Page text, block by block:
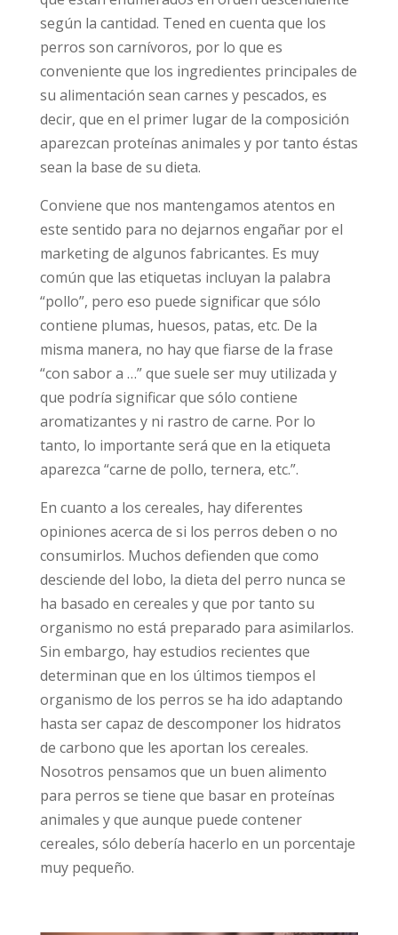
según la cantidad. Tened en cuenta que los
perros son carnívoros, por lo que es
conveniente que los ingredientes principales de
su alimentación sean carnes y pescados, es
decir, que en el primer lugar de la composición
aparezcan proteínas animales y por tanto éstas
sean la base de su dieta.
Conviene que nos mantengamos atentos en
este sentido para no dejarnos engañar por el
marketing de algunos fabricantes. Es muy
común que las etiquetas incluyan la palabra
“pollo”, pero eso puede significar que sólo
contiene plumas, huesos, patas, etc. De la
misma manera, no hay que fiarse de la frase
“con sabor a …” que suele ser muy utilizada y
que podría significar que sólo contiene
aromatizantes y ni rastro de carne. Por lo
tanto, lo importante será que en la etiqueta
aparezca “carne de pollo, ternera, etc.”.
En cuanto a los cereales, hay diferentes
opiniones acerca de si los perros deben o no
consumirlos. Muchos defienden que como
desciende del lobo, la dieta del perro nunca se
ha basado en cereales y que por tanto su
organismo no está preparado para asimilarlos.
Sin embargo, hay estudios recientes que
determinan que en los últimos tiempos el
organismo de los perros se ha ido adaptando
hasta ser capaz de descomponer los hidratos
de carbono que les aportan los cereales.
Nosotros pensamos que un buen alimento
para perros se tiene que basar en proteínas
animales y que aunque puede contener
cereales, sólo debería hacerlo en un porcentaje
muy pequeño.